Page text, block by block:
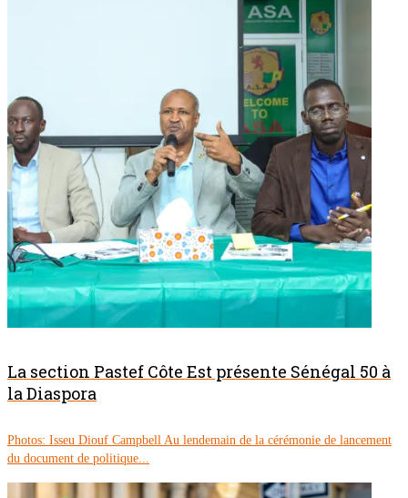
La section Pastef Côte Est présente Sénégal 50 à
la Diaspora
Photos: Isseu Diouf Campbell Au lendemain de la cérémonie de lancement
du document de politique...